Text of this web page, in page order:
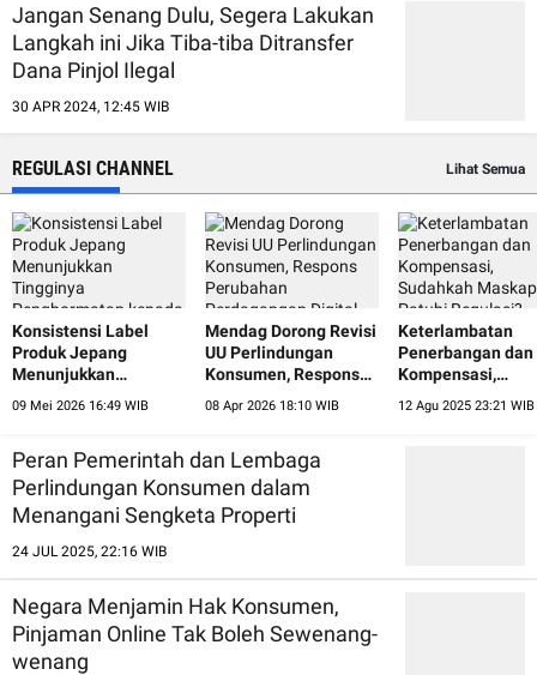
Jangan Senang Dulu, Segera Lakukan
Langkah ini Jika Tiba-tiba Ditransfer
Dana Pinjol Ilegal
30 APR 2024, 12:45 WIB
REGULASI CHANNEL Lihat Semua
Konsistensi Label
Produk Jepang
Menunjukkan
09 Mei 2026 16:49 WIB
Mendag Dorong Revisi
UU Perlindungan
Konsumen, Respons
Perdagangan Digital
08 Apr 2026 18:10 WIB
Keterlambatan
Penerbangan dan
Kompensasi,
Patuhi Regulasi?
12 Agu 2025 23:21 WIB
Peran Pemerintah dan Lembaga
Perlindungan Konsumen dalam
Menangani Sengketa Properti
24 JUL 2025, 22:16 WIB
Negara Menjamin Hak Konsumen,
Pinjaman Online Tak Boleh Sewenang-
wenang